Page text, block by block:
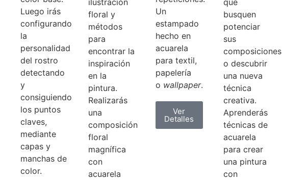
Luego irás
configurando
la
personalidad
del rostro
detectando
y
consiguiendo
los puntos
claves,
mediante
capas y
manchas de
color.
ilustración
floral y
métodos
para
encontrar la
inspiración
en la
pintura.
Realizarás
una
composición
floral
magnífica
con
acuarela
Un
estampado
hecho en
acuarela
para textil,
papelería
o wallpaper.
Ver
Detalles
que
busquen
potenciar
sus
composiciones
o descubrir
una nueva
técnica
creativa.
Aprenderás
técnicas de
acuarela
para crear
una pintura
con